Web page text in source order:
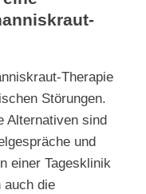
Therapie
Störungen.
Alternativen sind
und
einer Tagesklinik
auch die